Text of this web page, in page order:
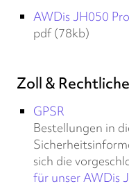
AWDis JH050
pdf (78kb)
Zoll &
GPSR
Bestellungen in
sich die
für unser AWDis